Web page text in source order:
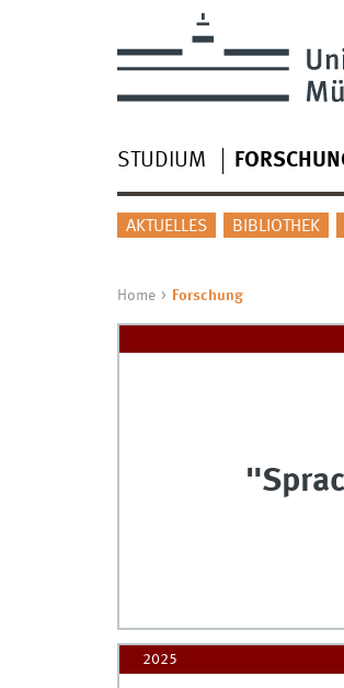
STUDIUM
AKTUELLES BIBLIOTHEK
Home Forschung
2025